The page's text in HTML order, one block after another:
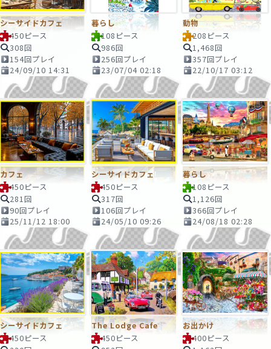
シーサイドカフェ
450ピース
308回
154回プレイ
24/09/10 14:31
暮らし
108ピース
986回
256回プレイ
23/07/04 02:18
動物
208ピース
1,468回
357回プレイ
22/10/17 03:12
カフェ
450ピース
281回
90回プレイ
25/11/12 18:00
シーサイドカフェ
450ピース
317回
106回プレイ
24/05/10 09:26
暮らし
108ピース
1,126回
366回プレイ
24/08/18 02:28
シーサイドカフェ
450ピース
The Lodge Cafe
450ピース
お出かけ
400ピース